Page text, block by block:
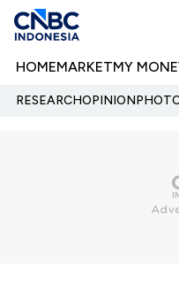
HOMEMARKETMY
RESEARCHOPINION